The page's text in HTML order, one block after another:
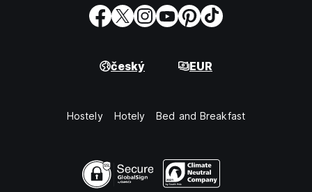
český EUR
Hostely Hotely Bed and Breakfast